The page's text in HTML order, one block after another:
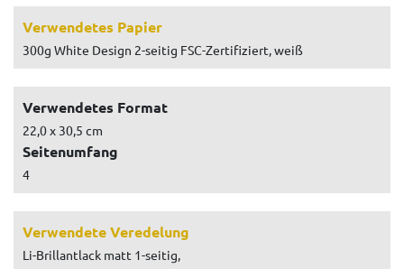
Verwendetes Papier
300g White Design 2-seitig FSC-Zertifiziert, weiß
Verwendetes Format
22,0 x 30,5 cm
Seitenumfang
4
Verwendete Veredelung
Li-Brillantlack matt 1-seitig,